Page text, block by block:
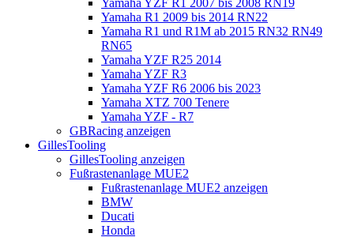
Yamaha YZF R1 2007 bis 2008 RN19
Yamaha R1 2009 bis 2014 RN22
Yamaha R1 und R1M ab 2015 RN32 RN49
RN65
Yamaha YZF R25 2014
Yamaha YZF R3
Yamaha YZF R6 2006 bis 2023
Yamaha XTZ 700 Tenere
Yamaha YZF - R7
GBRacing anzeigen
GillesTooling
GillesTooling anzeigen
Fußrastenanlage MUE2
Fußrastenanlage MUE2 anzeigen
BMW
Ducati
Honda